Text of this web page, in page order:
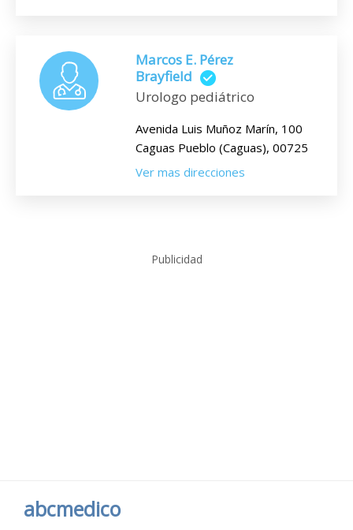
Marcos E. Pérez
Brayfield
Urologo pediátrico
Avenida Luis Muñoz Marín, 100
Caguas Pueblo (Caguas), 00725
Ver mas direcciones
Publicidad
abcmedico